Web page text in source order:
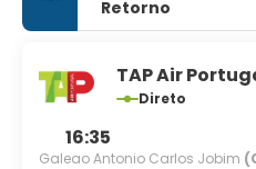
As comodidades presentes
serviço de lavanderia e
Retorno
TAP Air
Direto
16:35
Galeao Antonio Carlos Jobim